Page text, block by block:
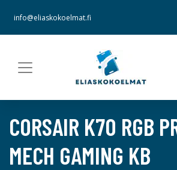
info@eliaskokoelmat.fi
CORSAIR K70 RGB
MECH GAMING KB